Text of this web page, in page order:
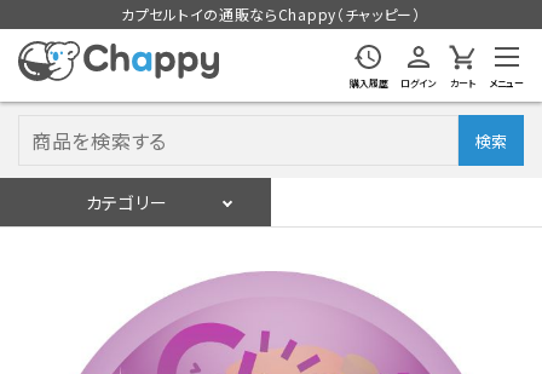
カプセルトイの通販ならChappy（チャッピー）
購入履歴 ログイン カート メニュー
検索
カテゴリー
入荷スケジュールをチェック